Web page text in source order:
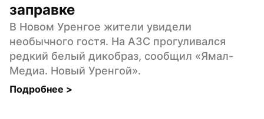
заправке
В Новом Уренгое жители увидели
необычного гостя. На АЗС прогуливался
редкий белый дикобраз, сообщил «Ямал-
Медиа. Новый Уренгой».
Подробнее >